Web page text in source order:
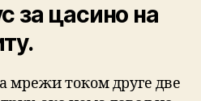
за цасино на
мрежи током друге две